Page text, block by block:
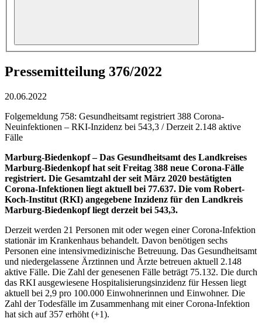
Pressemitteilung 376/2022
20.06.2022
Folgemeldung 758: Gesundheitsamt registriert 388 Corona-
Neuinfektionen – RKI-Inzidenz bei 543,3 / Derzeit 2.148 aktive
Fälle
Marburg-Biedenkopf –Das Gesundheitsamt des Landkreises
Marburg-Biedenkopf hat seit Freitag 388 neue Corona-Fälle
registriert. Die Gesamtzahl der seit März 2020 bestätigten
Corona-Infektionen liegt aktuell bei 77.637. Die vom Robert-
Koch-Institut (RKI) angegebene Inzidenz für den Landkreis
Marburg-Biedenkopf liegt derzeit bei 543,3.
Derzeit werden 21 Personen mit oder wegen einer Corona-Infektion
stationär im Krankenhaus behandelt. Davon benötigen sechs
Personen eine intensivmedizinische Betreuung. Das Gesundheitsamt
und niedergelassene Ärztinnen und Ärzte betreuen aktuell 2.148
aktive Fälle. Die Zahl der genesenen Fälle beträgt 75.132. Die durch
das RKI ausgewiesene Hospitalisierungsinzidenz für Hessen liegt
aktuell bei 2,9 pro 100.000 Einwohnerinnen und Einwohner. Die
Zahl der Todesfälle im Zusammenhang mit einer Corona-Infektion
hat sich auf 357 erhöht (+1).